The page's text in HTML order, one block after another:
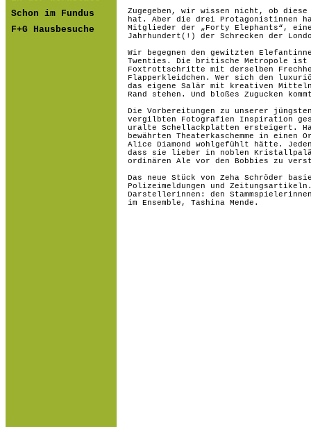
Schon im Fundus
F+G Hausbesuche
Zugegeben, wir wissen nicht, ob diese
hat. Aber die drei Protagonistinnen
Mitglieder der „Forty Elephants“,
Jahrhundert(!) der Schrecken der
Wir begegnen den gewitzten
Twenties. Die britische Metropole ist
Foxtrottschritte mit derselben
Flapperkleidchen. Wer sich den
das eigene Salär mit kreativen
Rand stehen. Und bloßes Zugucken
Die Vorbereitungen zu unserer
vergilbten Fotografien Inspiration
uralte Schellackplatten ersteigert.
bewährten Theaterkaschemme in
Alice Diamond wohlgefühlt hätte.
dass sie lieber in noblen
ordinären Ale vor den Bobbies zu
Das neue Stück von Zeha Schröder
Polizeimeldungen und
Darstellerinnen: den
im Ensemble, Tashina Mende.